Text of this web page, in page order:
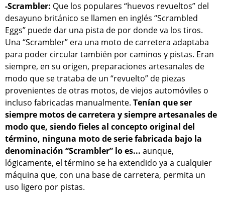
-Scrambler: Que los populares “huevos revueltos” del
desayuno británico se llamen en inglés “Scrambled
Eggs” puede dar una pista de por donde va los tiros.
Una “Scrambler” era una moto de carretera adaptaba
para poder circular también por caminos y pistas. Eran
siempre, en su origen, preparaciones artesanales de
modo que se trataba de un “revuelto” de piezas
provenientes de otras motos, de viejos automóviles o
incluso fabricadas manualmente. Tenían que ser
siempre motos de carretera y siempre artesanales de
modo que, siendo fieles al concepto original del
término, ninguna moto de serie fabricada bajo la
denominación “Scrambler” lo es... aunque,
lógicamente, el término se ha extendido ya a cualquier
máquina que, con una base de carretera, permita un
uso ligero por pistas.